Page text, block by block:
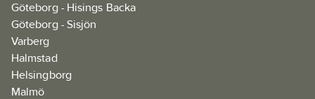
Göteborg - Hisings Backa
Göteborg - Sisjön
Varberg
Halmstad
Helsingborg
Malmö